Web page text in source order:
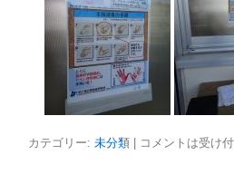
カテゴリー: 未分類 コメントは受け